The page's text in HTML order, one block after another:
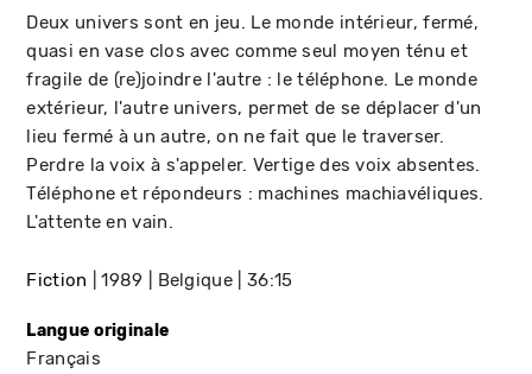
Deux univers sont en jeu. Le monde intérieur, fermé,
quasi en vase clos avec comme seul moyen ténu et
fragile de (re)joindre l'autre : le téléphone. Le monde
extérieur, l'autre univers, permet de se déplacer d'un
lieu fermé à un autre, on ne fait que le traverser.
Perdre la voix à s'appeler. Vertige des voix absentes.
Téléphone et répondeurs : machines machiavéliques.
L'attente en vain.
Fiction 1989 Belgique 36:15
Langue originale
Français